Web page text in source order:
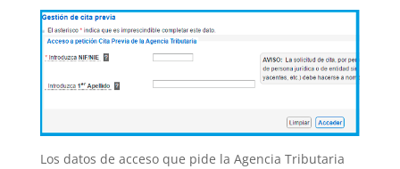
Los datos de acceso que pide la Agencia Tributaria